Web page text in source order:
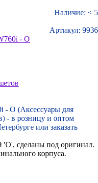
Наличие: < 5
Артикул: 9936
- O (Аксессуары для
- в розницу и оптом
или заказать
сделаны под оригинал.
корпуса.